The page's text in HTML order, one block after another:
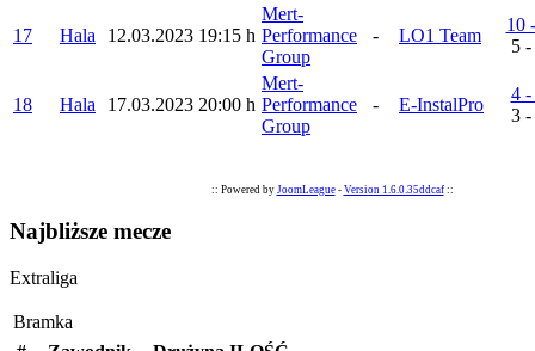
17 Hala 12.03.2023 19:15 h
Mert-
Performance
Group
- LO1 Team
10
5 -
18 Hala 17.03.2023 20:00 h
Mert-
Performance
Group
- E-InstalPro
4 -
3 -
:: Powered by JoomLeague- Version 1.6.0.35ddcaf::
Najbliższe mecze
Extraliga
Bramka